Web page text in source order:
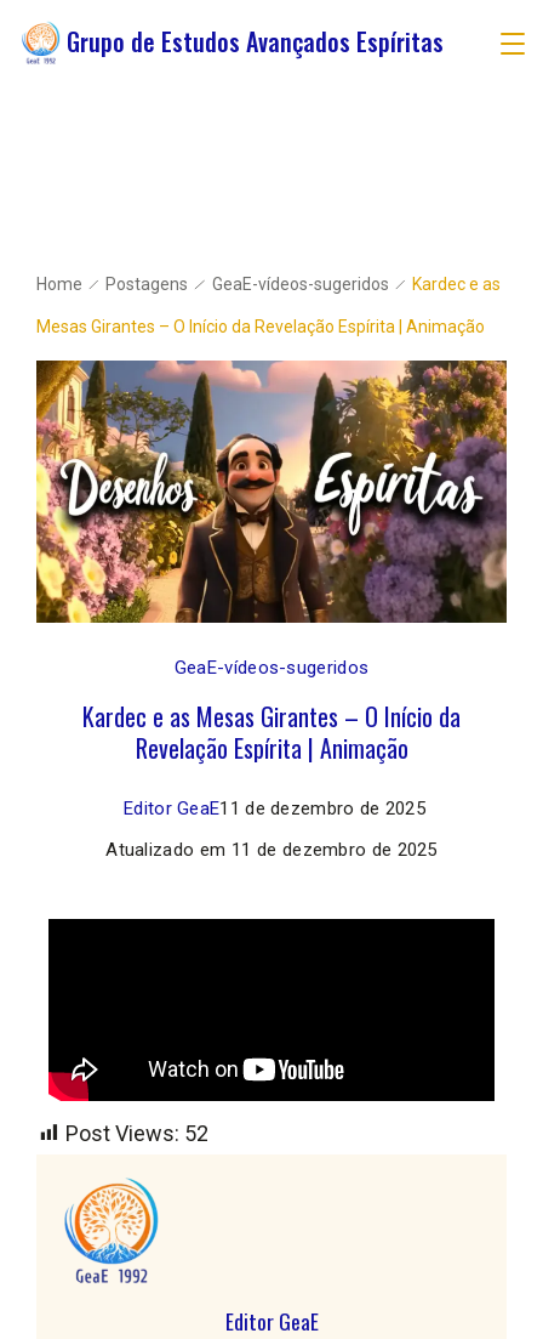
Grupo de Estudos Avançados Espíritas
Home Postagens GeaE-vídeos-sugeridos Kardec e as
Mesas Girantes – O Início da Revelação Espírita | Animação
GeaE-vídeos-sugeridos
Kardec e as Mesas Girantes – O Início da
Revelação Espírita | Animação
Editor GeaE11 de dezembro de 2025
Atualizado em 11 de dezembro de 2025
Post Views: 52
Editor GeaE